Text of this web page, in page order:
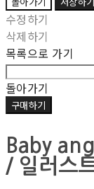
수정하기
삭제하기
목록으로 가기
돌아가기
구매하기
Baby
/ 일러스